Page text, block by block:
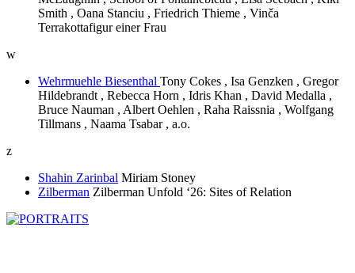
Smith , Oana Stanciu , Friedrich Thieme , Vinča
Terrakottafigur einer Frau
w
Wehrmuehle Biesenthal Tony Cokes , Isa Genzken , Gregor
Hildebrandt , Rebecca Horn , Idris Khan , David Medalla ,
Bruce Nauman , Albert Oehlen , Raha Raissnia , Wolfgang
Tillmans , Naama Tsabar , a.o.
z
Shahin Zarinbal Miriam Stoney
Zilberman Zilberman Unfold ‘26: Sites of Relation